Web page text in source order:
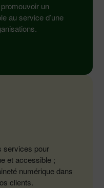
un
au service d’une
services pour
et accessible ;
numérique dans
clients.